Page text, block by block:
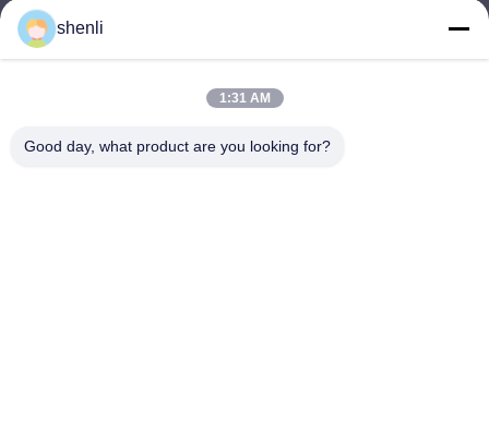
shenli@shenlirigging.com
shenli
1:31 AM
Good day, what product are you looking for?